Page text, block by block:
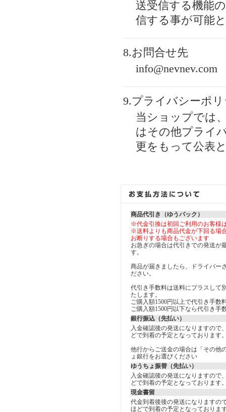
送受信する機能
信する事が可能
8.お問合せ先
info@nevnev.com
9.プライバシーポ
当ショップでは
はその他プライ
更をもって公表
商品代引き（ゆうパック）
※代金引換は初回ご利用のお客様
※送料よりも商品代金が下回る場
お断りする場合もございます
お急ぎの場合は代引きでの発送が
す。
商品が届きましたら、ドライバー
ださい。
代引き手数料は送料にプラスして
たします。
ご購入額1500円以上で代引き手数
ご購入額1500円以下なら代引き手
銀行振込（先払い）
入金確認後の発送になりますので
どで到着の予定となっております
他行からご送金の場合は「その他
ょ銀行をお選びください
ゆうちょ振替（先払い）
入金確認後の発送になりますので
どで到着の予定となっております
現金書留
代金到着後後の発送になりますの
ほどで到着の予定となっておりま